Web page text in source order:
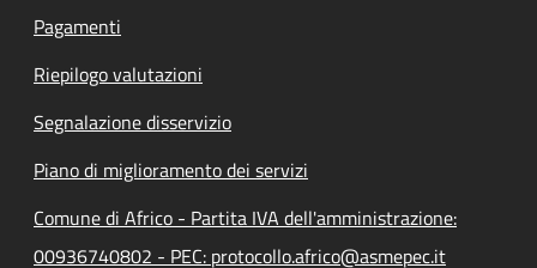
Pagamenti
Riepilogo valutazioni
Segnalazione disservizio
Piano di miglioramento dei servizi
Comune di Africo - Partita IVA dell'amministrazione:
00936740802 - PEC: protocollo.africo@asmepec.it